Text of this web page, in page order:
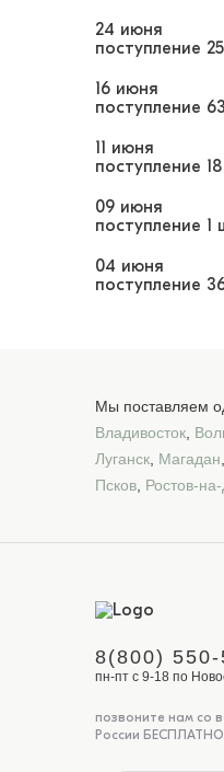
24 июня
поступление
16 июня
поступление
11 июня
поступление
09 июня
поступление 1
04 июня
поступление
Мы поставляем
Владивосток
Луганск Магадан
Псков Ростов-
8(800) 550-
пн-пт с 9-18 по
позвоните нам со
России БЕСПЛАТНО